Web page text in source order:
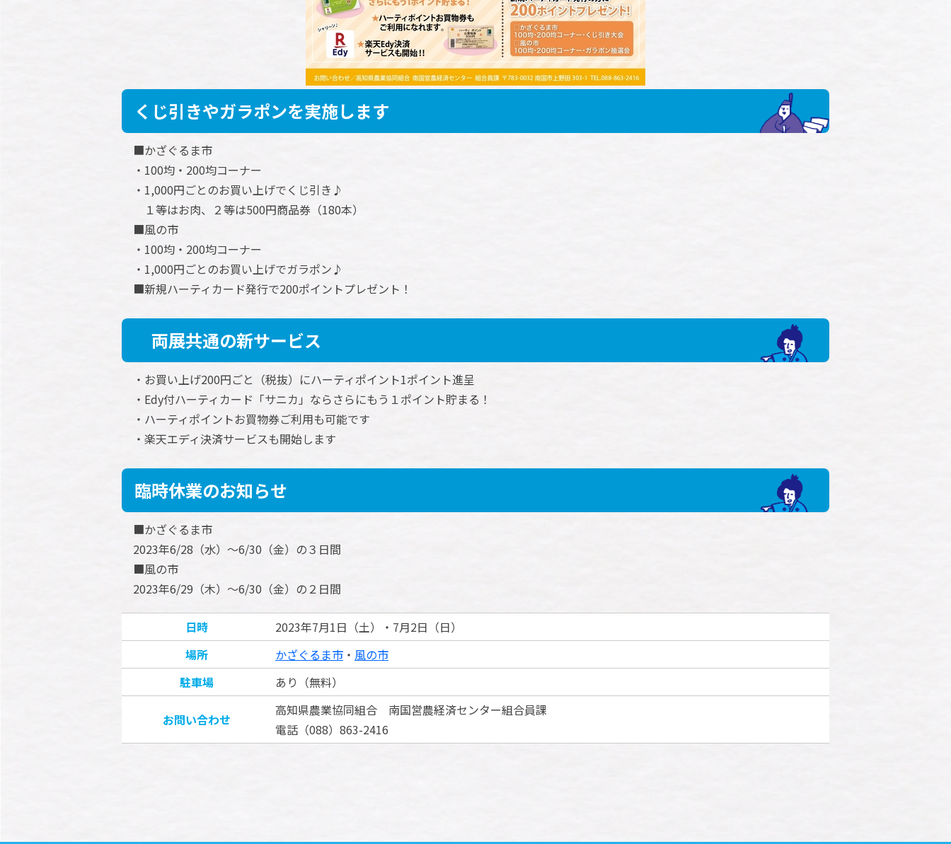
くじ引きやガラポンを実施します
■かざぐるま市
・100均・200均コーナー
・1,000円ごとのお買い上げでくじ引き♪
１等はお肉、２等は500円商品券（180本）
■風の市
・100均・200均コーナー
・1,000円ごとのお買い上げでガラポン♪
■新規ハーティカード発行で200ポイントプレゼント！
両展共通の新サービス
・お買い上げ200円ごと（税抜）にハーティポイント1ポイント進呈
・Edy付ハーティカード「サニカ」ならさらにもう１ポイント貯まる！
・ハーティポイントお買物券ご利用も可能です
・楽天エディ決済サービスも開始します
臨時休業のお知らせ
■かざぐるま市
2023年6/28（水）～6/30（金）の３日間
■風の市
2023年6/29（木）～6/30（金）の２日間
日時
2023年7月1日（土）・7月2日（日）
場所
かざぐるま市 ・ 風の市
駐車場
あり（無料）
お問い合わせ
高知県農業協同組合 南国営農経済センター組合員課
電話（088）863-2416